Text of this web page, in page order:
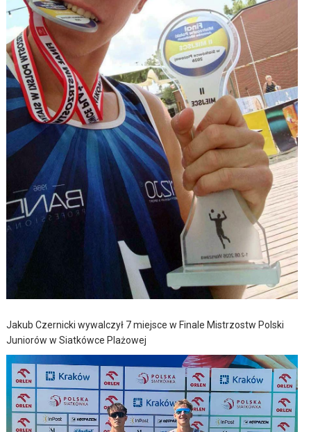
Jakub Czernicki wywalczył 7 miejsce w Finale Mistrzostw Polski
Juniorów w Siatkówce Plażowej